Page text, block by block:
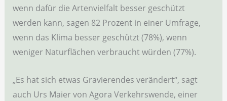
wenn dafür die Artenvielfalt besser geschützt
werden kann, sagen 82 Prozent in einer Umfrage,
wenn das Klima besser geschützt (78%), wenn
weniger Naturflächen verbraucht würden (77%).
„Es hat sich etwas Gravierendes verändert“, sagt
auch Urs Maier von Agora Verkehrswende, einer